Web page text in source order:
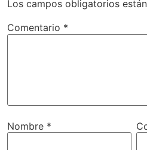
Los campos obligatorios
Comentario *
Nombre *